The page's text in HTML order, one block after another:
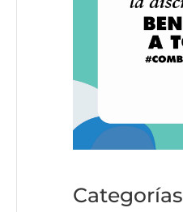
Categorías